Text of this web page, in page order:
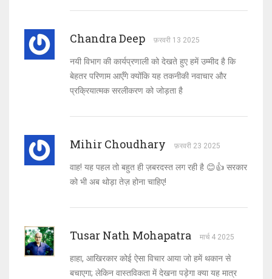
Chandra Deep फ़रवरी 13 2025
नयी विभाग की कार्यप्रणाली को देखते हुए हमें उम्मीद है कि
बेहतर परिणाम आएँगे क्योंकि यह तकनीकी नवाचार और
प्रक्रियात्मक सरलीकरण को जोड़ता है
Mihir Choudhary फ़रवरी 23 2025
वाह! यह पहल तो बहुत ही ज़बरदस्त लग रही है 😊👍 सरकार
को भी अब थोड़ा तेज़ होना चाहिए!
Tusar Nath Mohapatra मार्च 4 2025
हाहा, आखिरकार कोई ऐसा विचार आया जो हमें थकान से
बचाएगा; लेकिन वास्तविकता में देखना पड़ेगा क्या यह मात्र